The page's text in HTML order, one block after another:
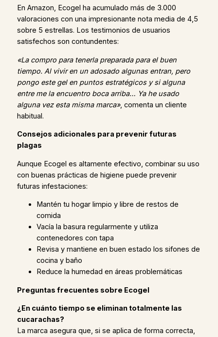
En Amazon, Ecogel ha acumulado más de 3.000
valoraciones con una impresionante nota media de 4,5
sobre 5 estrellas. Los testimonios de usuarios
satisfechos son contundentes:
«La compro para tenerla preparada para el buen
tiempo. Al vivir en un adosado algunas entran, pero
pongo este gel en puntos estratégicos y si alguna
entre me la encuentro boca arriba… Ya he usado
alguna vez esta misma marca», comenta un cliente
habitual.
Consejos adicionales para prevenir futuras
plagas
Aunque Ecogel es altamente efectivo, combinar su uso
con buenas prácticas de higiene puede prevenir
futuras infestaciones:
Mantén tu hogar limpio y libre de restos de
comida
Vacía la basura regularmente y utiliza
contenedores con tapa
Revisa y mantiene en buen estado los sifones de
cocina y baño
Reduce la humedad en áreas problemáticas
Preguntas frecuentes sobre Ecogel
¿En cuánto tiempo se eliminan totalmente las
cucarachas?
La marca asegura que, si se aplica de forma correcta,